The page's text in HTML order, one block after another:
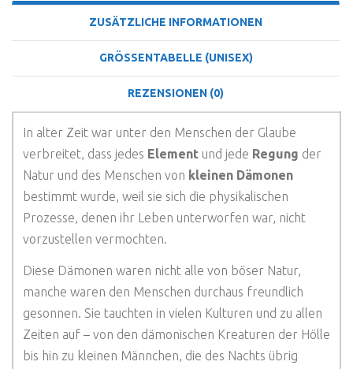
ZUSÄTZLICHE INFORMATIONEN
GRÖSSENTABELLE (UNISEX)
REZENSIONEN (0)
In alter Zeit war unter den Menschen der Glaube
verbreitet, dass jedes Element und jede Regung der
Natur und des Menschen von kleinen Dämonen
bestimmt wurde, weil sie sich die physikalischen
Prozesse, denen ihr Leben unterworfen war, nicht
vorzustellen vermochten.
Diese Dämonen waren nicht alle von böser Natur,
manche waren den Menschen durchaus freundlich
gesonnen. Sie tauchten in vielen Kulturen und zu allen
Zeiten auf – von den dämonischen Kreaturen der Hölle
bis hin zu kleinen Männchen, die des Nachts übrig